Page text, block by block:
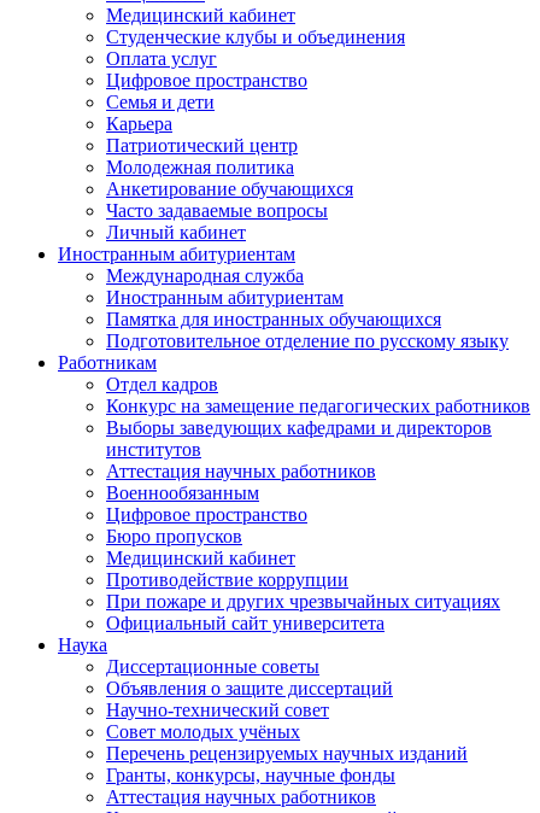
Медицинский кабинет
Студенческие клубы и объединения
Оплата услуг
Цифровое пространство
Семья и дети
Карьера
Патриотический центр
Молодежная политика
Анкетирование обучающихся
Часто задаваемые вопросы
Личный кабинет
Иностранным абитуриентам
Международная служба
Иностранным абитуриентам
Памятка для иностранных обучающихся
Подготовительное отделение по русскому языку
Работникам
Отдел кадров
Конкурс на замещение педагогических работников
Выборы заведующих кафедрами и директоров
институтов
Аттестация научных работников
Военнообязанным
Цифровое пространство
Бюро пропусков
Медицинский кабинет
Противодействие коррупции
При пожаре и других чрезвычайных ситуациях
Официальный сайт университета
Наука
Диссертационные советы
Объявления о защите диссертаций
Научно-технический совет
Совет молодых учёных
Перечень рецензируемых научных изданий
Гранты, конкурсы, научные фонды
Аттестация научных работников